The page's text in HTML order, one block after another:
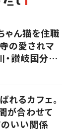
ゃん猫を住職
の愛されマ
讃岐国分寺
れるカフェ。
が合わせて
のいい関係